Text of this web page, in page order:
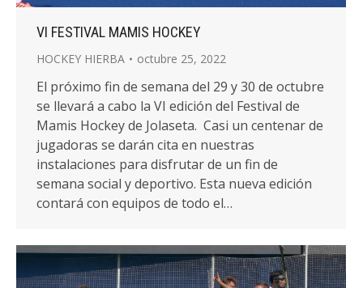
VI FESTIVAL MAMIS HOCKEY
HOCKEY HIERBA octubre 25, 2022
El próximo fin de semana del 29 y 30 de octubre
se llevará a cabo la VI edición del Festival de
Mamis Hockey de Jolaseta. Casi un centenar de
jugadoras se darán cita en nuestras
instalaciones para disfrutar de un fin de
semana social y deportivo. Esta nueva edición
contará con equipos de todo el…